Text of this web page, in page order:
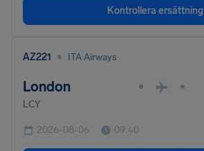
Kontrollera ersättning
AZ221 • ITA Airways
London • •
LCY
2026-08-06 09:40